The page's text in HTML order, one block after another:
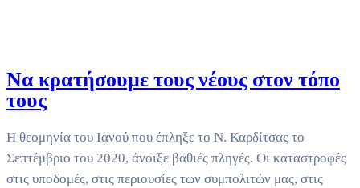
Να κρατήσουμε τους νέους στον τόπο
τους
Η θεομηνία του Ιανού που έπληξε το Ν. Καρδίτσας το
Σεπτέμβριο του 2020, άνοιξε βαθιές πληγές. Οι καταστροφές
στις υποδομές, στις περιουσίες των συμπολιτών μας, στις